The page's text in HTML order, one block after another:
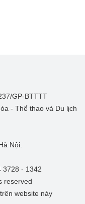
GP-BTTTT
- Thể thao và Du lịch
Nội.
3728 - 1342
reserved
website này